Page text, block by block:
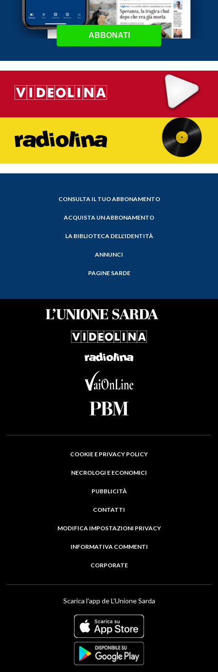
ABBONATI
CONSULTA IL TUO ABBONAMENTO
ACQUISTA UN ABBONAMENTO
LA BIBLIOTECA DELL'IDENTITÀ
ANNUNCI
PAGINE SARDE
COOKIE E PRIVACY POLICY
NECROLOGI E ECONOMICI
PUBBLICITÀ
CONTATTI
MODIFICA IMPOSTAZIONI PRIVACY
INFORMATIVA COMMENTI
CORPORATE
Scarica l'app de L'Unione Sarda